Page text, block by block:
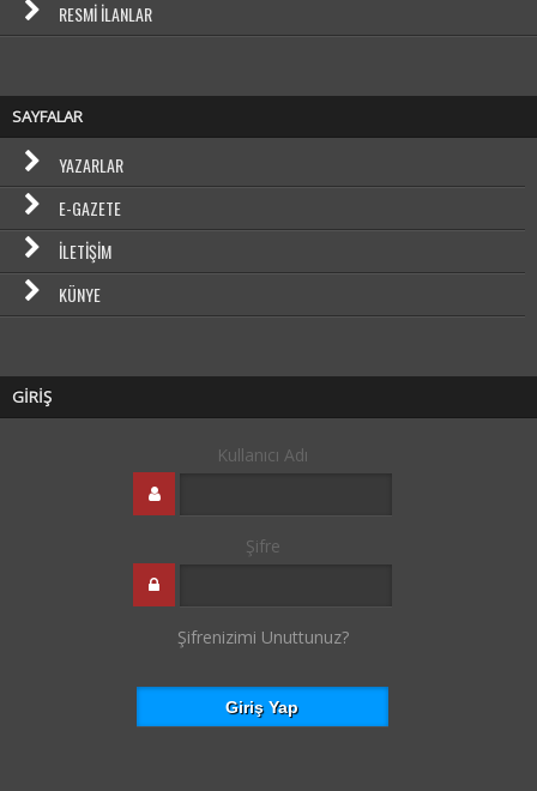
RESMI İLANLAR
SAYFALAR
YAZARLAR
E-GAZETE
İLETIŞIM
KÜNYE
GİRİŞ
Kullanıcı Adı
Şifre
Şifrenizimi Unuttunuz?